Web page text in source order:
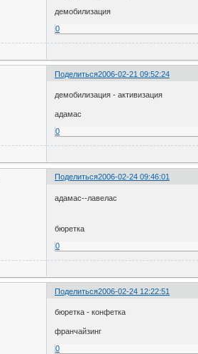
демобилизация
0
Поделиться2006-02-21 09:52:24
демобилизация - активизация
адамас
0
Поделиться2006-02-24 09:46:01
адамас--лавелас
бюретка
0
Поделиться2006-02-24 12:22:51
бюретка - конфетка
франчайзинг
0